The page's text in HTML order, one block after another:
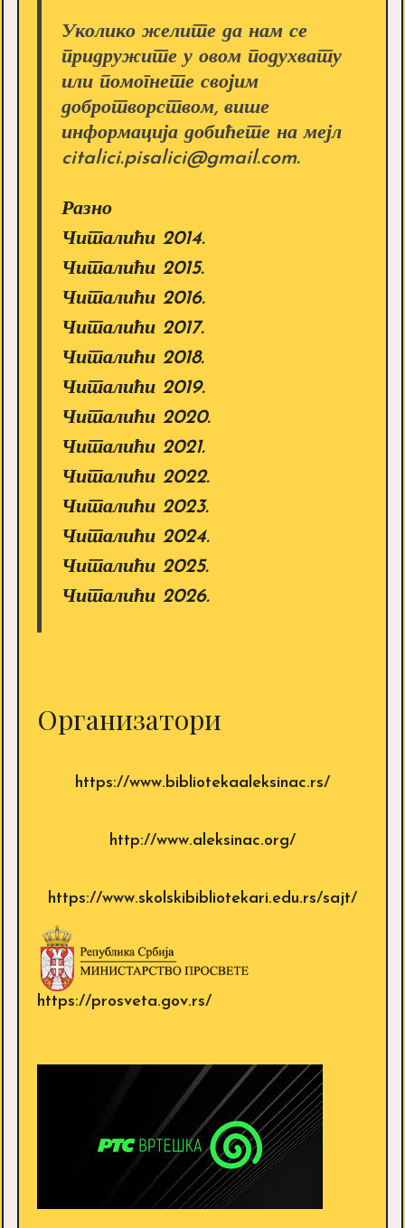
Уколико желите да нам се
придружите у овом подухвату
или помогнете својим
добротворством, више
информација добићете на мејл
citalici.pisalici@gmail.com.
Разно
Читалићи 2014.
Читалићи 2015.
Читалићи 2016.
Читалићи 2017.
Читалићи 2018.
Читалићи 2019.
Читалићи 2020.
Читалићи 2021.
Читалићи 2022.
Читалићи 2023.
Читалићи 2024.
Читалићи 2025.
Читалићи 2026.
Организатори
https://www.bibliotekaaleksinac.rs/
http://www.aleksinac.org/
https://www.skolskibibliotekari.edu.rs/sajt/
https://prosveta.gov.rs/